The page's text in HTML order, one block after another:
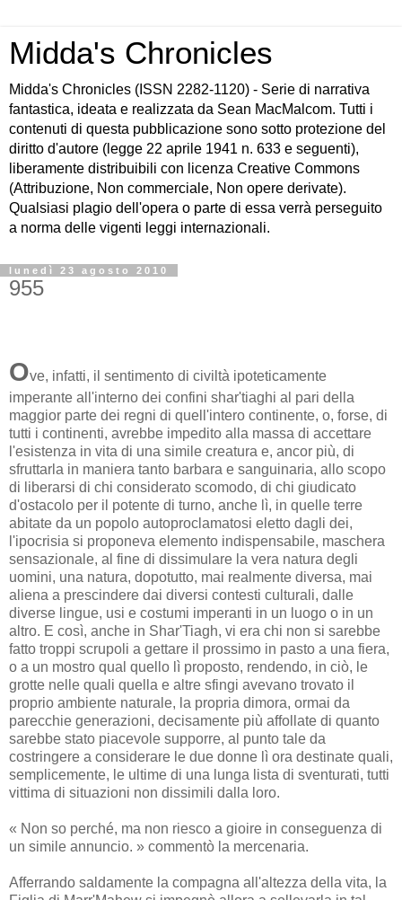
Midda's Chronicles
Midda's Chronicles (ISSN 2282-1120) - Serie di narrativa
fantastica, ideata e realizzata da Sean MacMalcom. Tutti i
contenuti di questa pubblicazione sono sotto protezione del
diritto d'autore (legge 22 aprile 1941 n. 633 e seguenti),
liberamente distribuibili con licenza Creative Commons
(Attribuzione, Non commerciale, Non opere derivate).
Qualsiasi plagio dell'opera o parte di essa verrà perseguito
a norma delle vigenti leggi internazionali.
lunedì 23 agosto 2010
955
Ove, infatti, il sentimento di civiltà ipoteticamente
imperante all'interno dei confini shar'tiaghi al pari della
maggior parte dei regni di quell'intero continente, o, forse, di
tutti i continenti, avrebbe impedito alla massa di accettare
l'esistenza in vita di una simile creatura e, ancor più, di
sfruttarla in maniera tanto barbara e sanguinaria, allo scopo
di liberarsi di chi considerato scomodo, di chi giudicato
d'ostacolo per il potente di turno, anche lì, in quelle terre
abitate da un popolo autoproclamatosi eletto dagli dei,
l'ipocrisia si proponeva elemento indispensabile, maschera
sensazionale, al fine di dissimulare la vera natura degli
uomini, una natura, dopotutto, mai realmente diversa, mai
aliena a prescindere dai diversi contesti culturali, dalle
diverse lingue, usi e costumi imperanti in un luogo o in un
altro. E così, anche in Shar'Tiagh, vi era chi non si sarebbe
fatto troppi scrupoli a gettare il prossimo in pasto a una fiera,
o a un mostro qual quello lì proposto, rendendo, in ciò, le
grotte nelle quali quella e altre sfingi avevano trovato il
proprio ambiente naturale, la propria dimora, ormai da
parecchie generazioni, decisamente più affollate di quanto
sarebbe stato piacevole supporre, al punto tale da
costringere a considerare le due donne lì ora destinate quali,
semplicemente, le ultime di una lunga lista di sventurati, tutti
vittima di situazioni non dissimili dalla loro.
« Non so perché, ma non riesco a gioire in conseguenza di
un simile annuncio. » commentò la mercenaria.
Afferrando saldamente la compagna all'altezza della vita, la